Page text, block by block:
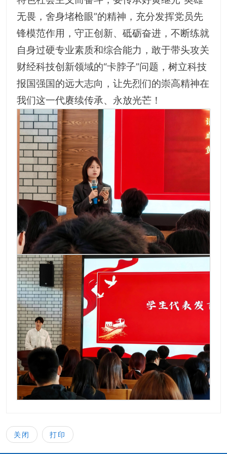
无畏，舍身堵枪眼”的精神，充分发挥党员先
锋模范作用，守正创新、砥砺奋进，不断练就
自身过硬专业素质和综合能力，敢于带头攻关
财经科技创新领域的“卡脖子”问题，树立科技
报国强国的远大志向，让先烈们的崇高精神在
我们这一代赓续传承、永放光芒！
关闭 打印